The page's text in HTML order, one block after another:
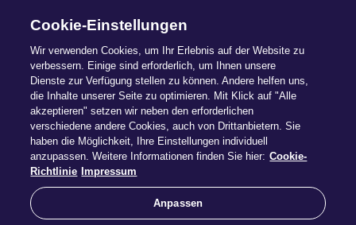
Vertrag
kündigen
Cookie-Einstellungen
Wir verwenden Cookies, um Ihr Erlebnis auf der Website zu
verbessern. Einige sind erforderlich, um Ihnen unsere
Dienste zur Verfügung stellen zu können. Andere helfen uns,
die Inhalte unserer Seite zu optimieren. Mit Klick auf "Alle
akzeptieren" setzen wir neben den erforderlichen
verschiedene andere Cookies, auch von Drittanbietern. Sie
haben die Möglichkeit, Ihre Einstellungen individuell
anzupassen. Weitere Informationen finden Sie hier: Cookie-
Richtlinie Impressum
Anpassen